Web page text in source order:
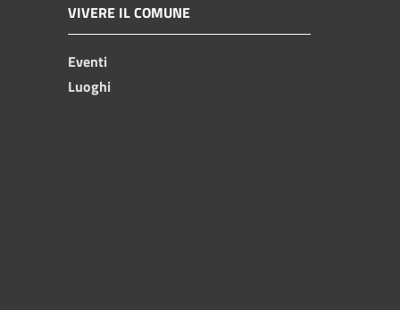
VIVERE IL COMUNE
Eventi
Luoghi